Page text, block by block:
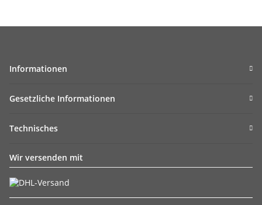
Informationen
Gesetzliche Informationen
Technisches
Wir versenden mit